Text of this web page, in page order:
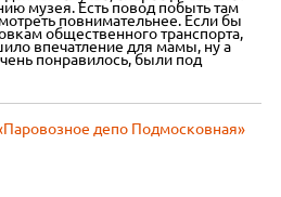
музея. Есть повод побыть там
повнимательнее. Если бы
общественного транспорта,
впечатление для мамы, ну а
понравилось, были под
депо Подмосковная»